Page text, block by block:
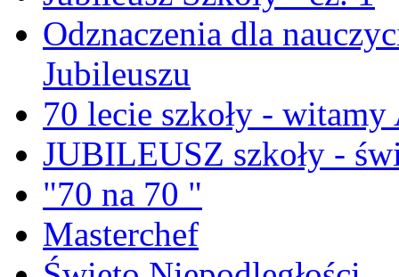
Odznaczenia dla
Jubileuszu
70 lecie szkoły -
JUBILEUSZ szkoły -
"70 na 70 "
Masterchef